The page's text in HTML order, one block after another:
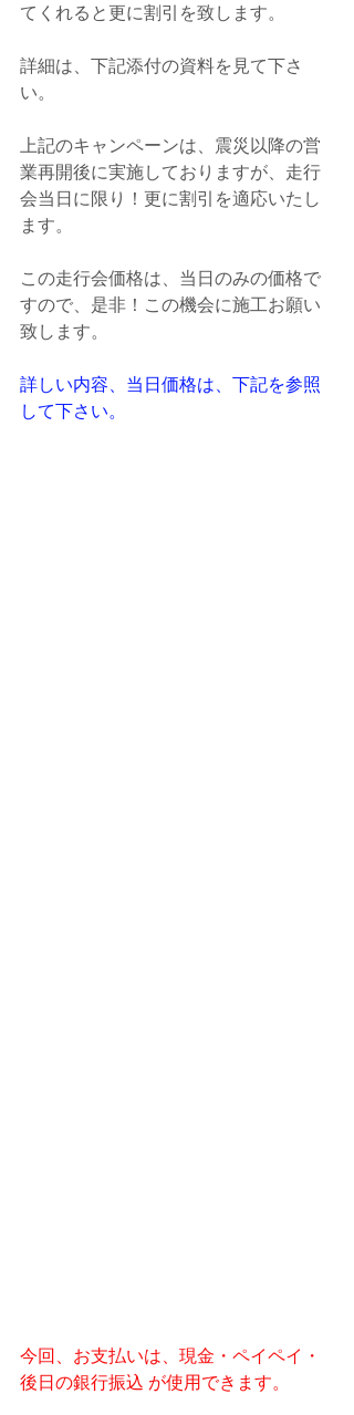
てくれると更に割引を致します。
詳細は、下記添付の資料を見て下さ
い。
上記のキャンペーンは、震災以降の営
業再開後に実施しておりますが、走行
会当日に限り！更に割引を適応いたし
ます。
この走行会価格は、当日のみの価格で
すので、是非！この機会に施工お願い
致します。
詳しい内容、当日価格は、下記を参照
して下さい。
今回、お支払いは、 現金・ペイペイ・
後日の銀行振込 が使用できます。